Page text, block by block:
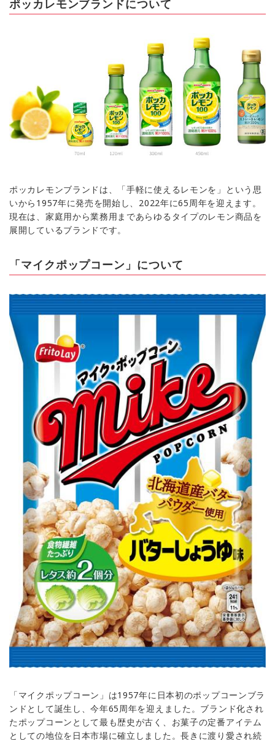
ポッカレモンブランドについて
ポッカレモンブランドは、「手軽に使えるレモンを」という思
いから1957年に発売を開始し、2022年に65周年を迎えます。
現在は、家庭用から業務用まであらゆるタイプのレモン商品を
展開しているブランドです。
「マイクポップコーン」について
「マイクポップコーン」は1957年に日本初のポップコーンブラ
ンドとして誕生し、今年65周年を迎えました。ブランド化され
たポップコーンとして最も歴史が古く、お菓子の定番アイテム
としての地位を日本市場に確立しました。長きに渡り愛され続